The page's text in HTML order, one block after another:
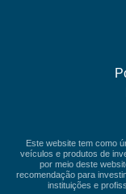
Este website tem como
veículos e produtos de
por meio deste
recomendação para
instituições e